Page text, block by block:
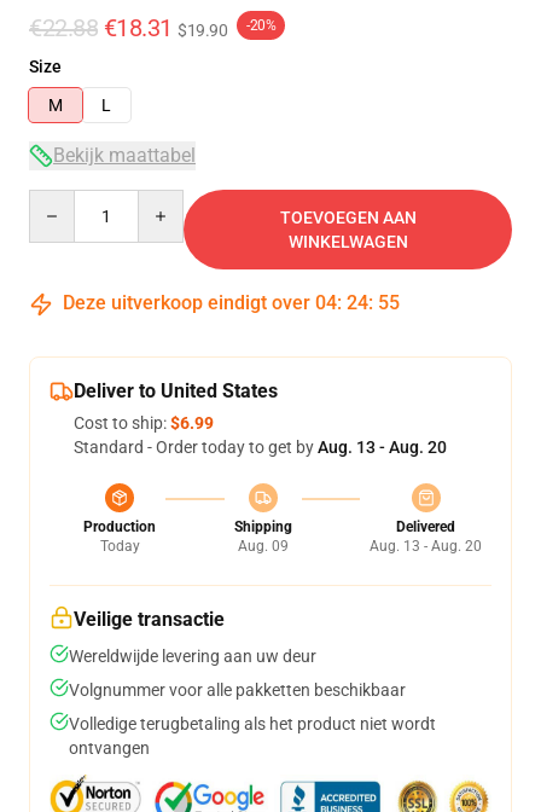
€22.88 €18.31 $19.90 -20%
Size
M
L
Bekijk maattabel
TOEVOEGEN AAN
WINKELWAGEN
Deze uitverkoop eindigt over 04: 24: 54
Deliver to United States
Cost to ship:$6.99
Standard - Order today to get byAug. 13 - Aug. 20
Production
Today
Shipping
Aug. 09
Delivered
Aug. 13 - Aug. 20
Veilige transactie
Wereldwijde levering aan uw deur
Volgnummer voor alle pakketten beschikbaar
Volledige terugbetaling als het product niet wordt
ontvangen